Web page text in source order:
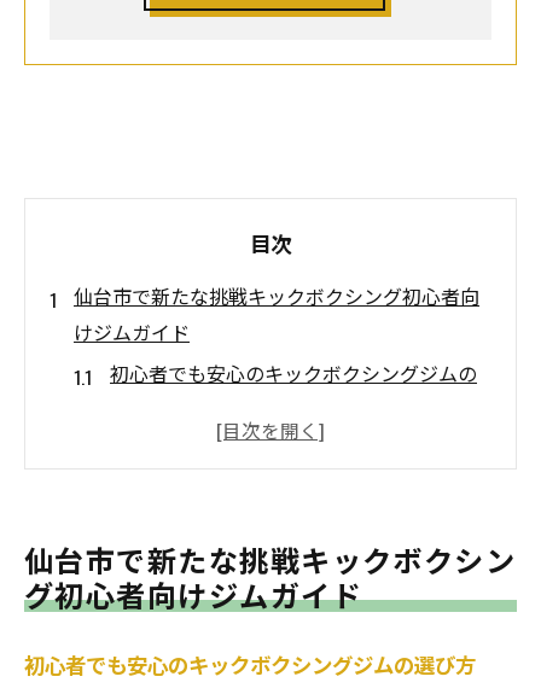
目次
仙台市で新たな挑戦キックボクシング初心者向
けジムガイド
初心者でも安心のキックボクシングジムの
キックボクシングで初めてのトレーニング
仙台市内で人気の初心者向けジム紹介
キックボクシングを始めるための基本知識
初心者でも続けられるジムの見分け方
仙台市で新たな挑戦キックボクシン
グ初心者向けジムガイド
初心者でも安心のキックボクシングジムの選び方